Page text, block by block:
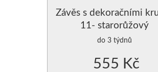
Závěs s dekoračními
11- starorůžový
do 3 týdnů
555 Kč